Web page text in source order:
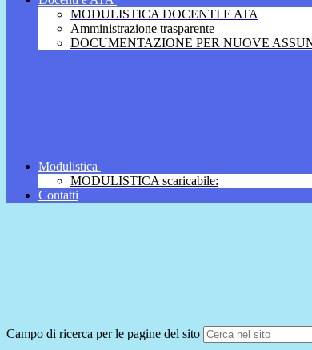
MODULISTICA DOCENTI E ATA
Amministrazione trasparente
DOCUMENTAZIONE PER NUOVE
Modulistica
MODULISTICA scaricabile:
Contatti
Campo di ricerca per le pagine del sito